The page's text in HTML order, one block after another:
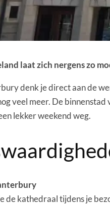
laat zich nergens zo
denk je direct aan de
veel meer. De
lekker weekend weg.
de kathedraal tijdens je